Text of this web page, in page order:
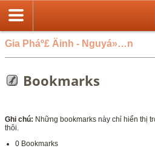
Gia Pháº£ Äinh - Nguyá»…n
Bookmarks
Ghi chú: Những bookmarks này chỉ hiển thị
thôi.
0 Bookmarks